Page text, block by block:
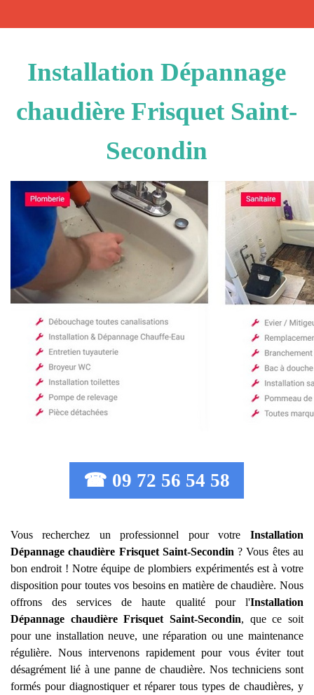
Installation Dépannage
chaudière Frisquet Saint-
Secondin
☎ 09 72 56 54 58
Vous recherchez un professionnel pour votre Installation
Dépannage chaudière Frisquet Saint-Secondin ? Vous êtes au
bon endroit ! Notre équipe de plombiers expérimentés est à votre
disposition pour toutes vos besoins en matière de chaudière. Nous
offrons des services de haute qualité pour l'Installation
Dépannage chaudière Frisquet Saint-Secondin, que ce soit
pour une installation neuve, une réparation ou une maintenance
régulière. Nous intervenons rapidement pour vous éviter tout
désagrément lié à une panne de chaudière. Nos techniciens sont
formés pour diagnostiquer et réparer tous types de chaudières, y